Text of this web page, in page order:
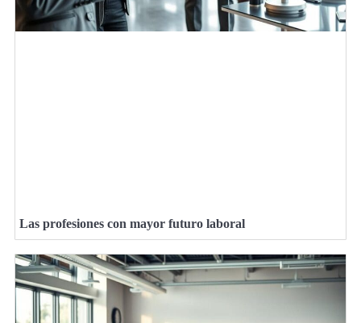
Las profesiones con mayor futuro laboral